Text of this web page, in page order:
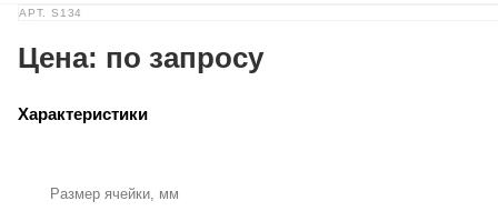
АРТ. S134
Цена: по запросу
Характеристики
Размер ячейки, мм